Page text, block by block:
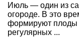
Июль — один из
огороде. В это
формируют плоды
регулярных ...